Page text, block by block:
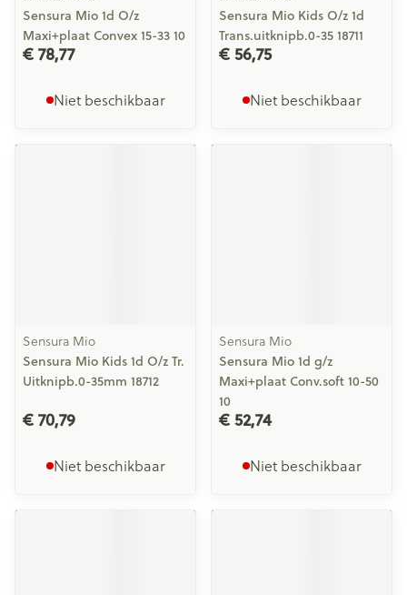
Sensura Mio 1d O/z
Maxi+plaat Convex 15-33 10
€ 78,77
Niet beschikbaar
Sensura Mio Kids O/z 1d
Trans.uitknipb.0-35 18711
€ 56,75
Niet beschikbaar
Sensura Mio
Sensura Mio Kids 1d O/z Tr.
Uitknipb.0-35mm 18712
€ 70,79
Niet beschikbaar
Sensura Mio
Sensura Mio 1d g/z
Maxi+plaat Conv.soft 10-50
10
€ 52,74
Niet beschikbaar